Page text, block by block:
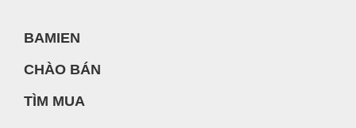
BAMIEN
CHÀO BÁN
TÌM MUA